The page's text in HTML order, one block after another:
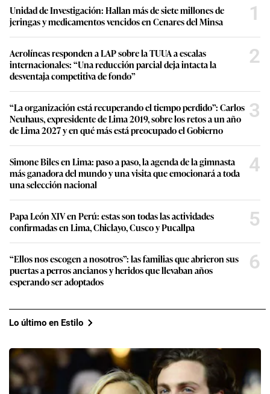
Unidad de Investigación: Hallan más de siete millones de
jeringas y medicamentos vencidos en Cenares del Minsa
1
Aerolíneas responden a LAP sobre la TUUA a escalas
internacionales: “Una reducción parcial deja intacta la
desventaja competitiva de fondo”
2
“La organización está recuperando el tiempo perdido”: Carlos
Neuhaus, expresidente de Lima 2019, sobre los retos a un año
de Lima 2027 y en qué más está preocupado el Gobierno
3
Simone Biles en Lima: paso a paso, la agenda de la gimnasta
más ganadora del mundo y una visita que emocionará a toda
una selección nacional
4
Papa León XIV en Perú: estas son todas las actividades
confirmadas en Lima, Chiclayo, Cusco y Pucallpa
5
“Ellos nos escogen a nosotros”: las familias que abrieron sus
puertas a perros ancianos y heridos que llevaban años
esperando ser adoptados
6
Lo último en Estilo